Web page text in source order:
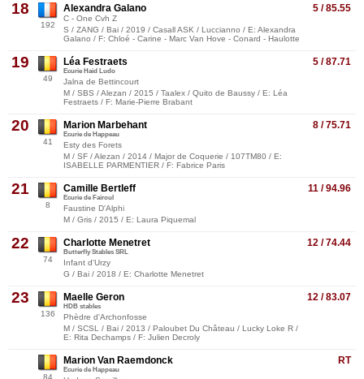
18
192
5 / 85.55
Alexandra Galano
C - One Cvh Z
S / ZANG / Bai / 2019 / Casall ASK / Luccianno / E: Alexandra
Galano / F: Chloé - Carine - Marc Van Hove - Conard - Haulotte
19
49
5 / 87.71
Léa Festraets
Ecurie Haid Ludo
Jalna de Bettincourt
M / SBS / Alezan / 2015 / Taalex / Quito de Baussy / E: Léa
Festraets / F: Marie-Pierre Brabant
20
41
8 / 75.71
Marion Marbehant
Ecurie de Happeau
Esty des Forets
M / SF / Alezan / 2014 / Major de Coquerie / 107TM80 / E:
ISABELLE PARMENTIER / F: Fabrice Paris
21
8
11 / 94.96
Camille Bertleff
Ecurie de Fairoul
Faustine D'Alphi
M / Gris / 2015 / E: Laura Piquemal
22
74
12 / 74.44
Charlotte Menetret
Butterfly Stables SRL
Infant d'Urzy
G / Bai / 2018 / E: Charlotte Menetret
23
136
12 / 83.07
Maelle Geron
HDB stables
Phèdre d'Archonfosse
M / SCSL / Bai / 2013 / Paloubet Du Château / Lucky Loke R /
E: Rita Dechamps / F: Julien Decroly
84
RT
Marion Van Raemdonck
Ecurie de Happeau